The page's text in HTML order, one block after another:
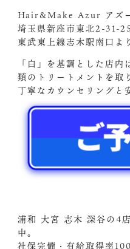
Hair&Make Azur アズ
埼玉県新座市東北2-31-
東武東上線志木駅南口よ
「白」を基調とした店
類のトリートメントを取
丁寧なカウンセリングと
浦和 大宮 志木 深谷の4
中。
社保完備・有給取得率